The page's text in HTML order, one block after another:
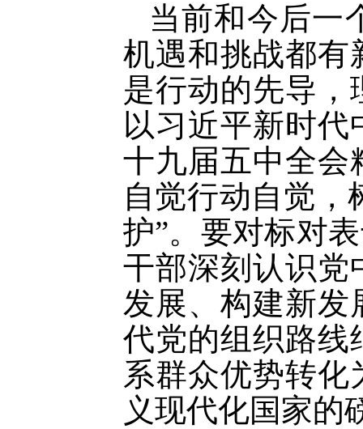
当前和今后一
机遇和挑战都有
是行动的先导，
以习近平新时
十九届五中全会
自觉行动自觉，
护”。要对标对
干部深刻认识党
发展、构建新发
代党的组织路线
系群众优势转
义现代化国家的